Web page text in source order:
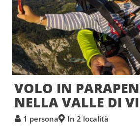
VOLO IN
NELLA VALLE DI
1 persona In 2 località